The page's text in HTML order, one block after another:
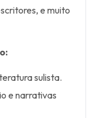
e muito
sulista.
e narrativas